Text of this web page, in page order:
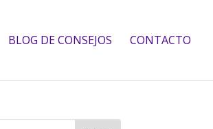
BLOG DE CONSEJOS CONTACTO